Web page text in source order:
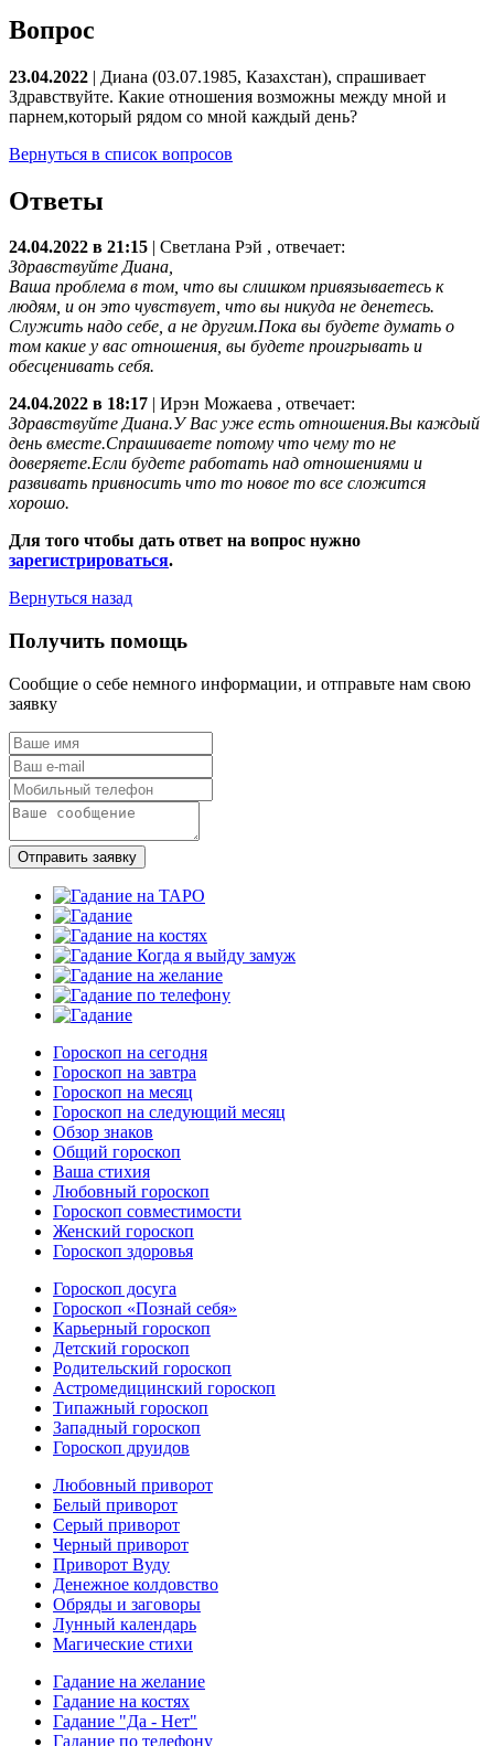
Вопрос
23.04.2022 | Диана (03.07.1985, Казахстан), спрашивает
Здравствуйте. Какие отношения возможны между мной и
парнем,который рядом со мной каждый день?
Вернуться в список вопросов
Ответы
24.04.2022 в 21:15 Светлана Рэй , отвечает:
Здравствуйте Диана,
Ваша проблема в том, что вы слишком привязываетесь к
людям, и он это чувствует, что вы никуда не денетесь.
Служить надо себе, а не другим.Пока вы будете думать о
том какие у вас отношения, вы будете проигрывать и
обесценивать себя.
24.04.2022 в 18:17
Ирэн Можаева , отвечает:
Здравствуйте Диана.У Вас уже есть отношения.Вы каждый
день вместе.Спрашиваете потому что чему то не
доверяете.Если будете работать над отношениями и
развивать привносить что то новое то все сложится
хорошо.
Для того чтобы дать ответ на вопрос нужно
зарегистрироваться.
Вернуться назад
Получить помощь
Сообщие о себе немного информации, и отправьте нам свою
заявку
Отправить заявку
Гороскоп на сегодня
Гороскоп на завтра
Гороскоп на месяц
Гороскоп на следующий месяц
Обзор знаков
Общий гороскоп
Ваша стихия
Любовный гороскоп
Гороскоп совместимости
Женский гороскоп
Гороскоп здоровья
Гороскоп досуга
Гороскоп «Познай себя»
Карьерный гороскоп
Детский гороскоп
Родительский гороскоп
Астромедицинский гороскоп
Типажный гороскоп
Западный гороскоп
Гороскоп друидов
Любовный приворот
Белый приворот
Серый приворот
Черный приворот
Приворот Вуду
Денежное колдовство
Обряды и заговоры
Лунный календарь
Магические стихи
Гадание на желание
Гадание на костях
Гадание "Да - Нет"
Гадание по телефону